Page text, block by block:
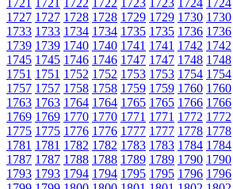
1721 1721 1722 1722 1723 1723 1724 1724
1727 1727 1728 1728 1729 1729 1730 1730
1733 1733 1734 1734 1735 1735 1736 1736
1739 1739 1740 1740 1741 1741 1742 1742
1745 1745 1746 1746 1747 1747 1748 1748
1751 1751 1752 1752 1753 1753 1754 1754
1757 1757 1758 1758 1759 1759 1760 1760
1763 1763 1764 1764 1765 1765 1766 1766
1769 1769 1770 1770 1771 1771 1772 1772
1775 1775 1776 1776 1777 1777 1778 1778
1781 1781 1782 1782 1783 1783 1784 1784
1787 1787 1788 1788 1789 1789 1790 1790
1793 1793 1794 1794 1795 1795 1796 1796